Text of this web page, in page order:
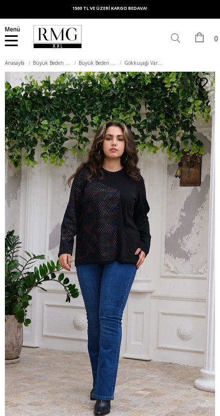
1500 TL VE ÜZERİ KARGO BEDAVA!
Menü
Anasayfa Büyük Beden Üst Giyim Büyük Beden Bluz Gökkuşağı Varak Baskılı Büyük Beden Siyah Bluz